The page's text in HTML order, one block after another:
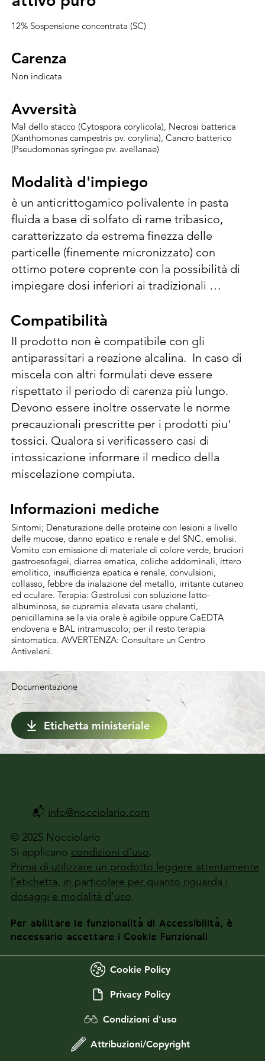
Etichetta ministeriale
Documentazione
12% Sospensione concentrata (SC)
Carenza
Carenza
Non indicata
Avversità
Avversità
Mal dello stacco (Cytospora corylicola), Necrosi batterica
(Xanthomonas campestris pv. corylina), Cancro batterico
(Pseudomonas syringae pv. avellanae)
Modalità d'impiego
Modalità d'impiego
è un anticrittogamico polivalente in pasta
fluida a base di solfato di rame tribasico,
caratterizzato da estrema finezza delle
particelle (finemente micronizzato) con
ottimo potere coprente con la possibilità di
impiegare dosi inferiori ai tradizionali
contro  Mal dello stacco (Cytospora
corylicola). Attività collaterale contro:
Necrosi batterica (Xanthomonas campestris
pv. corylina), Cancro batterico (Pseudomonas
syringae pv. avellanae) Trattamenti al Bruno.
N. max di trattamenti anno 2-3. 4,5-4,75
kg/ha. 0,45-0,47 l/hl. Volumi acqua 1000 l/ha.
Al fine di ridurre al minimo il potenziale
accumulo nel suolo e l'esposizione per gli
organismi non bersaglio, tenendo conto al
contempo delle condizioni agroclimatiche,
non superare l'applicazione cumulativa di 28
kg di rame per ettaro nell'arco di 7 anni. Si
raccomanda di rispettare il quantitativo
medio applicato di 4 kg di rame per ettaro
all'anno.
Compatibilità
Compatibilità
II prodotto non è compatibile con gli
antiparassitari a reazione alcalina.  In caso di
miscela con altri formulati deve essere
rispettato il periodo di carenza più lungo.
Devono essere inoltre osservate le norme
precauzionali prescritte per i prodotti piu'
tossici. Qualora si verificassero casi di
intossicazione informare il medico della
miscelazione compiuta.
Informazioni mediche
Informazioni mediche
Sintomi; Denaturazione delle proteine con lesioni a livello
delle mucose, danno epatico e renale e del SNC, emolisi.
Vomito con emissione di materiale di colore verde, bruciori
gastroesofagei, diarrea ematica, coliche addominali, ittero
emolitico, insufficienza epatica e renale, convulsioni,
collasso, febbre da inalazione del metallo, irritante cutaneo
ed oculare. Terapia: Gastrolusi con soluzione latto-
albuminosa, se cupremia elevata usare chelanti,
penicillamina se la via orale è agibile oppure CaEDTA
endovena e BAL intramuscolo; per il resto terapia
sintomatica. AVVERTENZA: Consultare un Centro
Antiveleni.
© 2025 Nocciolario
Si applicano condizioni d'uso.
Prima di utilizzare un prodotto leggere attentamente
l'etichetta, in particolare per quanto riguarda i
dosaggi e modalità d'uso.
Per abilitare le funzionalità di Accessibilità, è
necessario accettare i Cookie Funzionali
Condizioni d'uso
Attribuzioni/Copyright
Privacy Policy
Cookie Policy
📬 info@nocciolario.com